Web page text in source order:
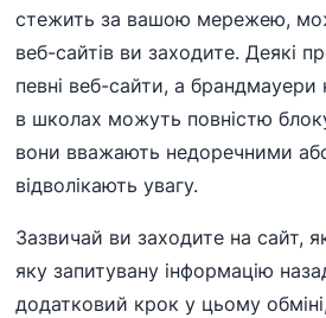
стежить за вашою мережею,
веб-сайтів ви заходите. Деякі
певні веб-сайти, а брандмауери
в школах можуть повністю
вони вважають недоречними
відволікають увагу.
Зазвичай ви заходите на сайт,
яку запитувану інформацію
додатковий крок у цьому